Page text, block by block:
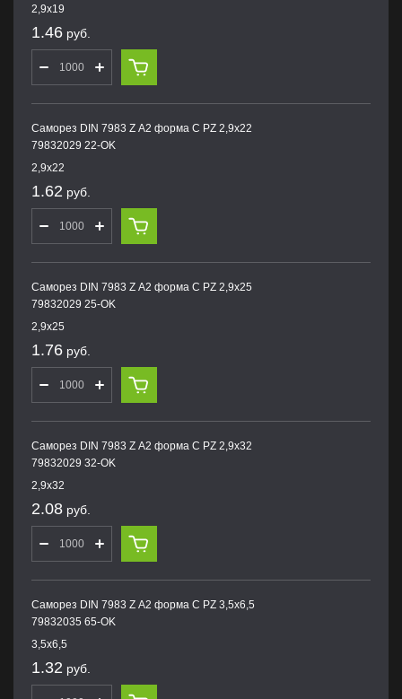
2,9х19
1.46 руб.
Саморез DIN 7983 Z А2 форма С PZ 2,9х22
79832029 22-OK
2,9х22
1.62 руб.
Саморез DIN 7983 Z А2 форма С PZ 2,9х25
79832029 25-OK
2,9х25
1.76 руб.
Саморез DIN 7983 Z А2 форма С PZ 2,9х32
79832029 32-OK
2,9х32
2.08 руб.
Саморез DIN 7983 Z А2 форма С PZ 3,5х6,5
79832035 65-OK
3,5х6,5
1.32 руб.